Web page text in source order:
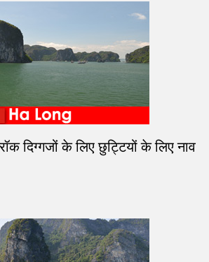
दिग्गजों के लिए छुट्टियों के लिए नाव